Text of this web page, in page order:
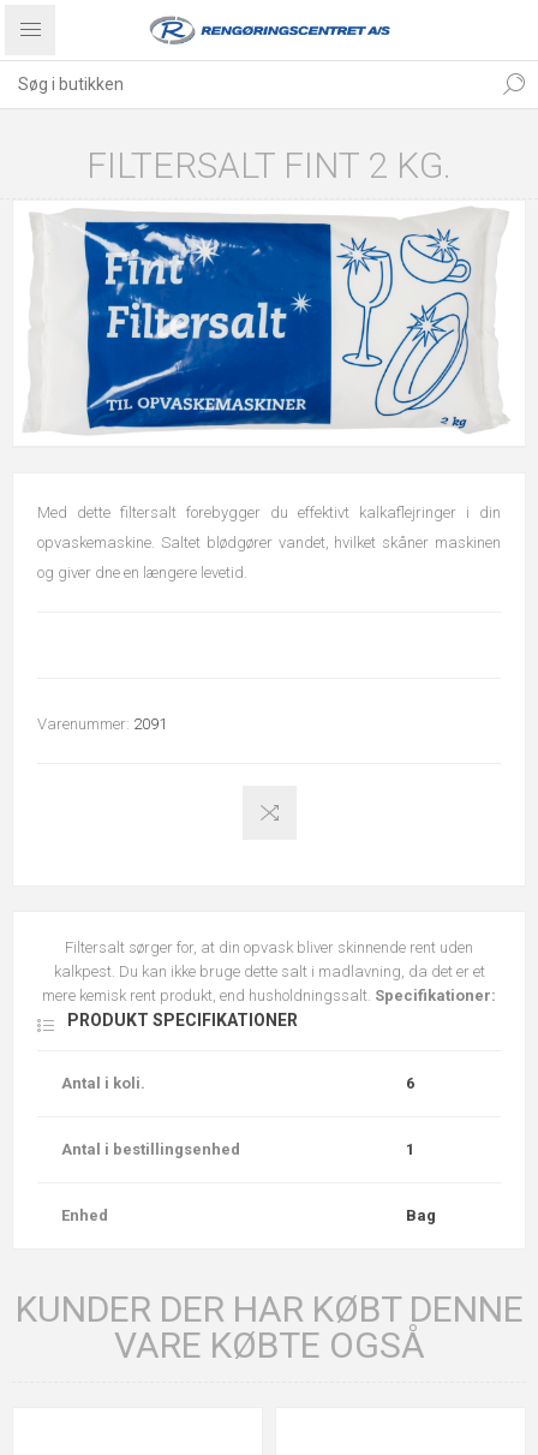
FILTERSALT FINT 2 KG.
Med dette filtersalt forebygger du effektivt kalkaflejringer i din
opvaskemaskine. Saltet blødgører vandet, hvilket skåner maskinen
og giver dne en længere levetid.
Varenummer: 2091
Filtersalt sørger for, at din opvask bliver skinnende rent uden
kalkpest. Du kan ikke bruge dette salt i madlavning, da det er et
mere kemisk rent produkt, end husholdningssalt. Specifikationer:
PRODUKT SPECIFIKATIONER
Antal i koli. 6
Antal i bestillingsenhed 1
Enhed Bag
KUNDER DER HAR KØBT DENNE
VARE KØBTE OGSÅ